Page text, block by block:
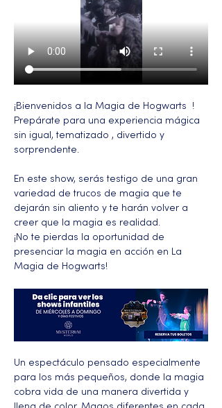
¡Bienvenidos a la Magia de Hogwarts  !
Prepárate para una experiencia mágica
sin igual, tematizado , divertido y
sorprendente.
En este show, serás testigo de una gran
variedad de trucos de magia que te
dejarán sin aliento y te harán volver a
creer que la magia es realidad.
¡No te pierdas la oportunidad de
presenciar la magia en acción en La
Magia de Hogwarts!
Un espectáculo pensado especialmente
para los más pequeños, donde la magia
cobra vida de una manera divertida y